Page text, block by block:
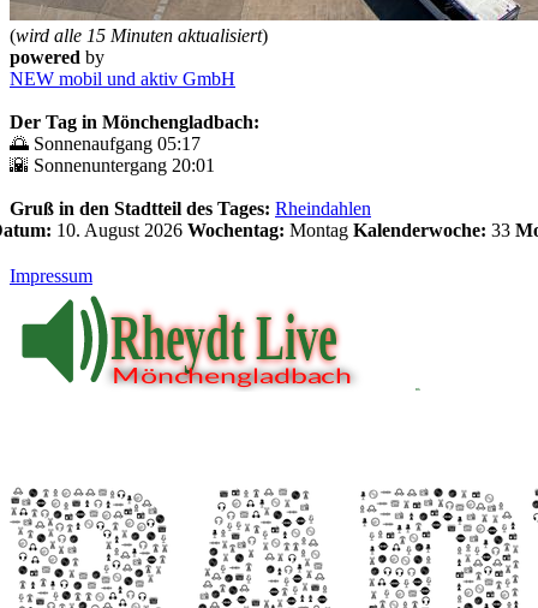
(wird alle 15 Minuten aktualisiert)
powered by
NEW mobil und aktiv GmbH
Der Tag in Mönchengladbach:
🌅 Sonnenaufgang 05:17
🌇 Sonnenuntergang 20:01
Gruß in den Stadtteil des Tages: Rheindahlen
10. August 2026 Wochentag: Montag Kalenderwoche: 33
Impressum